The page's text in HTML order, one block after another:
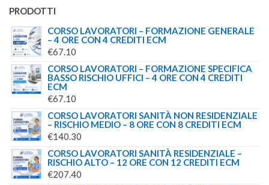
PRODOTTI
CORSO LAVORATORI – FORMAZIONE GENERALE
– 4 ORE CON 4 CREDITI ECM
€67.10
CORSO LAVORATORI – FORMAZIONE SPECIFICA
BASSO RISCHIO UFFICI – 4 ORE CON 4 CREDITI
ECM
€67.10
CORSO LAVORATORI SANITÀ NON RESIDENZIALE
– RISCHIO MEDIO – 8 ORE CON 8 CREDITI ECM
€140.30
CORSO LAVORATORI SANITÀ RESIDENZIALE –
RISCHIO ALTO – 12 ORE CON 12 CREDITI ECM
€207.40